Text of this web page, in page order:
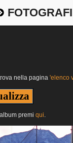
nella pagina 'elenco
premi qui.